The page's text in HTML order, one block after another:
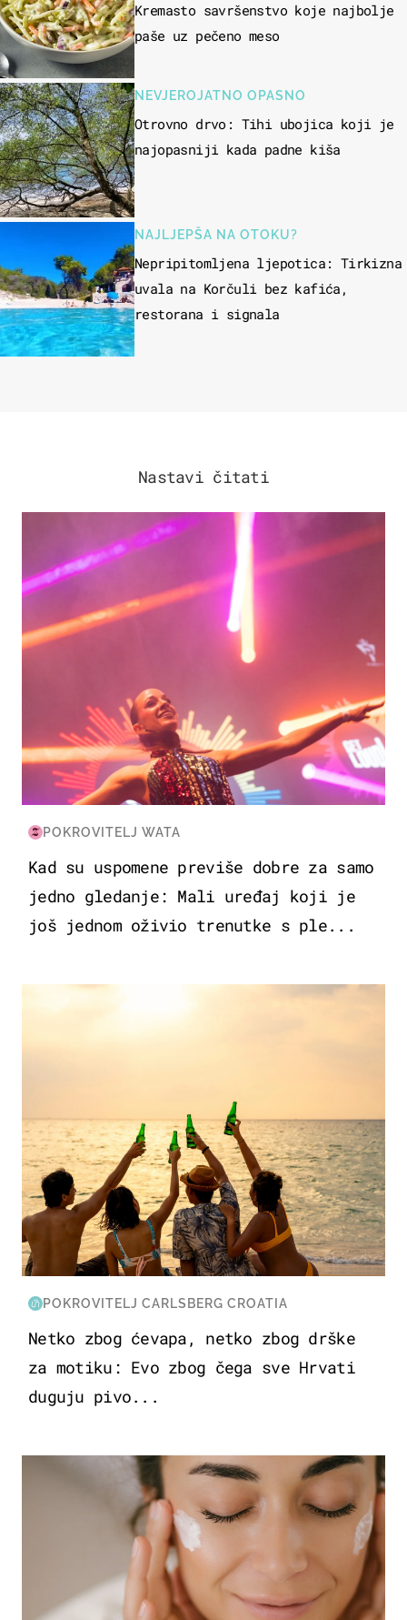
Kremasto savršenstvo koje najbolje
paše uz pečeno meso
NEVJEROJATNO OPASNO
Otrovno drvo: Tihi ubojica koji je
najopasniji kada padne kiša
NAJLJEPŠA NA OTOKU?
Nepripitomljena ljepotica: Tirkizna
uvala na Korčuli bez kafića,
restorana i signala
Nastavi čitati
KULTURA & ZABAVA
POKROVITELJ WATA
Kad su uspomene previše dobre za samo
jedno gledanje: Mali uređaj koji je
još jednom oživio trenutke s ple...
POKROVITELJ CARLSBERG CROATIA
Netko zbog ćevapa, netko zbog drške
za motiku: Evo zbog čega sve Hrvati
duguju pivo...
MODA & LJEPOTA